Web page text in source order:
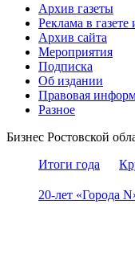
Архив газеты
Реклама в газете
Архив сайта
Мероприятия
Подписка
Об издании
Правовая
Разное
Бизнес Ростовской
Итоги года
20-лет «Города